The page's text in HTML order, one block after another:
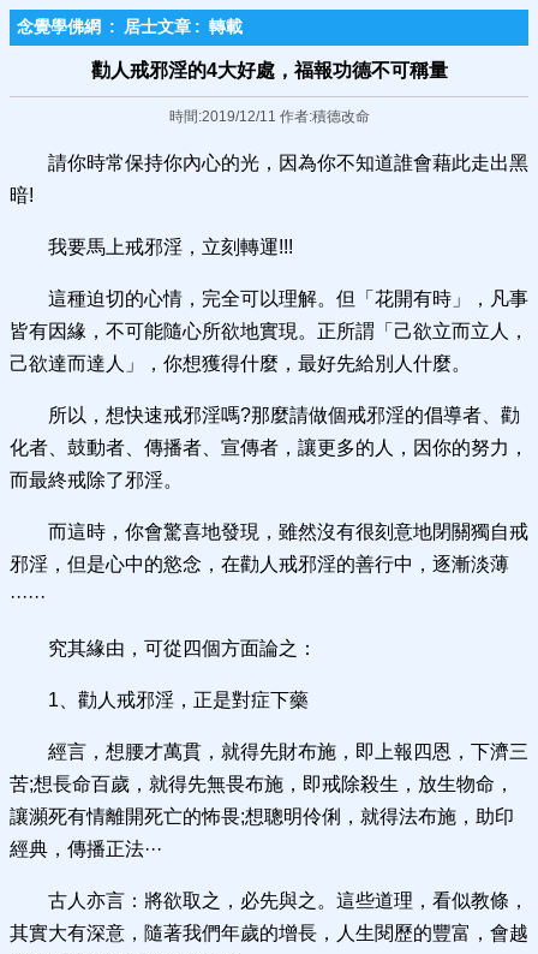
念覺學佛網 : 居士文章 : 轉載
勸人戒邪淫的4大好處，福報功德不可稱量
時間:2019/12/11 作者:積德改命
請你時常保持你內心的光，因為你不知道誰會藉此走出黑
暗!
我要馬上戒邪淫，立刻轉運!!!
這種迫切的心情，完全可以理解。但「花開有時」，凡事
皆有因緣，不可能隨心所欲地實現。正所謂「己欲立而立人，
己欲達而達人」，你想獲得什麼，最好先給別人什麼。
所以，想快速戒邪淫嗎?那麼請做個戒邪淫的倡導者、勸
化者、鼓動者、傳播者、宣傳者，讓更多的人，因你的努力，
而最終戒除了邪淫。
而這時，你會驚喜地發現，雖然沒有很刻意地閉關獨自戒
邪淫，但是心中的慾念，在勸人戒邪淫的善行中，逐漸淡薄
······
究其緣由，可從四個方面論之：
1、勸人戒邪淫，正是對症下藥
經言，想腰才萬貫，就得先財布施，即上報四恩，下濟三
苦;想長命百歲，就得先無畏布施，即戒除殺生，放生物命，
讓瀕死有情離開死亡的怖畏;想聰明伶俐，就得法布施，助印
經典，傳播正法···
古人亦言：將欲取之，必先與之。這些道理，看似教條，
其實大有深意，隨著我們年歲的增長，人生閱歷的豐富，會越